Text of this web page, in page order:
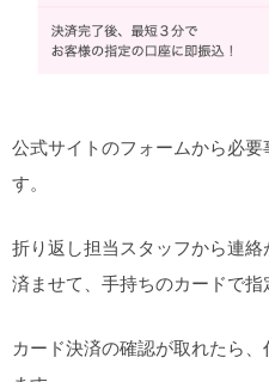
公式サイトのフォームから必
す。
折り返し担当スタッフから連
済ませて、手持ちのカードで指
カード決済の確認が取れたら